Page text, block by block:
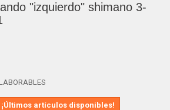
"izquierdo" shimano 3-
artículos disponibles!